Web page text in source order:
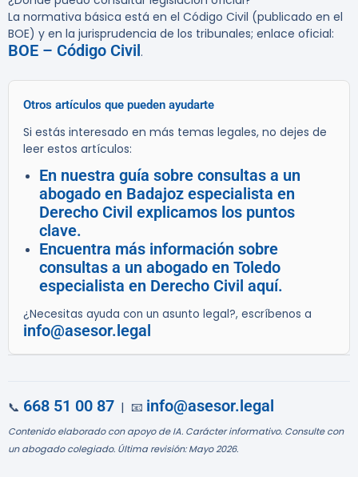
La normativa básica está en el Código Civil (publicado en el
BOE) y en la jurisprudencia de los tribunales; enlace oficial:
BOE – Código Civil.
Otros artículos que pueden ayudarte
Si estás interesado en más temas legales, no dejes de
leer estos artículos:
En nuestra guía sobre consultas a un
abogado en Badajoz especialista en
Derecho Civil explicamos los puntos
clave.
Encuentra más información sobre
consultas a un abogado en Toledo
especialista en Derecho Civil aquí.
¿Necesitas ayuda con un asunto legal?, escríbenos a
info@asesor.legal
📞 668 51 00 87 | 📧 info@asesor.legal
Contenido elaborado con apoyo de IA. Carácter informativo. Consulte con
un abogado colegiado. Última revisión: Mayo 2026.